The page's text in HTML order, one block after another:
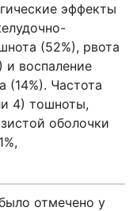
эффекты
(52%), рвота
и воспаление
(14%). Частота
4) тошноты,
оболочки
отмечено у